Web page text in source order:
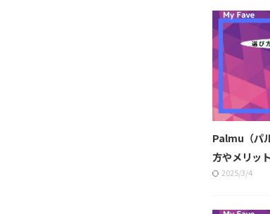
Palmu（パ
方やメリッ
2025/3/4